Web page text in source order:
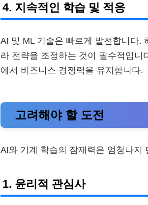
4. 지속적인 학습 및 적응
AI 및 ML 기술은 빠르게 발전합니다.
라 전략을 조정하는 것이 필수적입니
에서 비즈니스 경쟁력을 유지합니다.
고려해야 할 도전
AI와 기계 학습의 잠재력은 엄청나지
1. 윤리적 관심사